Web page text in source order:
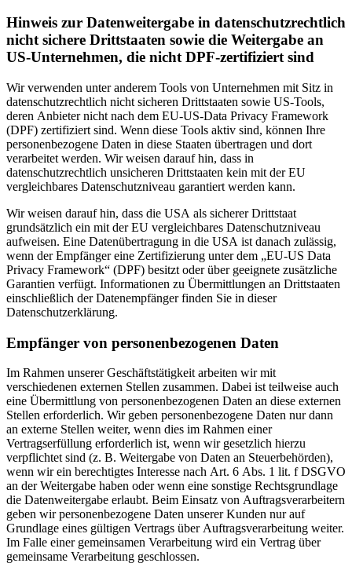
Hinweis zur Datenweitergabe in datenschutzrechtlich
nicht sichere Drittstaaten sowie die Weitergabe an
US-Unternehmen, die nicht DPF-zertifiziert sind
Wir verwenden unter anderem Tools von Unternehmen mit Sitz in
datenschutzrechtlich nicht sicheren Drittstaaten sowie US-Tools,
deren Anbieter nicht nach dem EU-US-Data Privacy Framework
(DPF) zertifiziert sind. Wenn diese Tools aktiv sind, können Ihre
personenbezogene Daten in diese Staaten übertragen und dort
verarbeitet werden. Wir weisen darauf hin, dass in
datenschutzrechtlich unsicheren Drittstaaten kein mit der EU
vergleichbares Datenschutzniveau garantiert werden kann.
Wir weisen darauf hin, dass die USA als sicherer Drittstaat
grundsätzlich ein mit der EU vergleichbares Datenschutzniveau
aufweisen. Eine Datenübertragung in die USA ist danach zulässig,
wenn der Empfänger eine Zertifizierung unter dem „EU-US Data
Privacy Framework“ (DPF) besitzt oder über geeignete zusätzliche
Garantien verfügt. Informationen zu Übermittlungen an Drittstaaten
einschließlich der Datenempfänger finden Sie in dieser
Datenschutzerklärung.
Empfänger von personenbezogenen Daten
Im Rahmen unserer Geschäftstätigkeit arbeiten wir mit
verschiedenen externen Stellen zusammen. Dabei ist teilweise auch
eine Übermittlung von personenbezogenen Daten an diese externen
Stellen erforderlich. Wir geben personenbezogene Daten nur dann
an externe Stellen weiter, wenn dies im Rahmen einer
Vertragserfüllung erforderlich ist, wenn wir gesetzlich hierzu
verpflichtet sind (z. B. Weitergabe von Daten an Steuerbehörden),
wenn wir ein berechtigtes Interesse nach Art. 6 Abs. 1 lit. f DSGVO
an der Weitergabe haben oder wenn eine sonstige Rechtsgrundlage
die Datenweitergabe erlaubt. Beim Einsatz von Auftragsverarbeitern
geben wir personenbezogene Daten unserer Kunden nur auf
Grundlage eines gültigen Vertrags über Auftragsverarbeitung weiter.
Im Falle einer gemeinsamen Verarbeitung wird ein Vertrag über
gemeinsame Verarbeitung geschlossen.